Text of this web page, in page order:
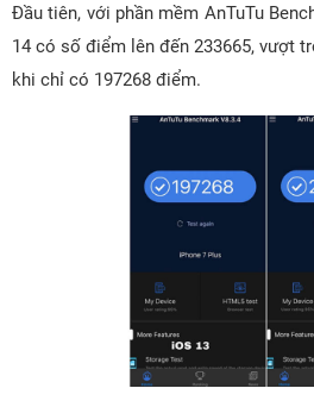
Đầu tiên, với phần mềm AnTuTu
14 có số điểm lên đến 233665, vượt
khi chỉ có 197268 điểm.